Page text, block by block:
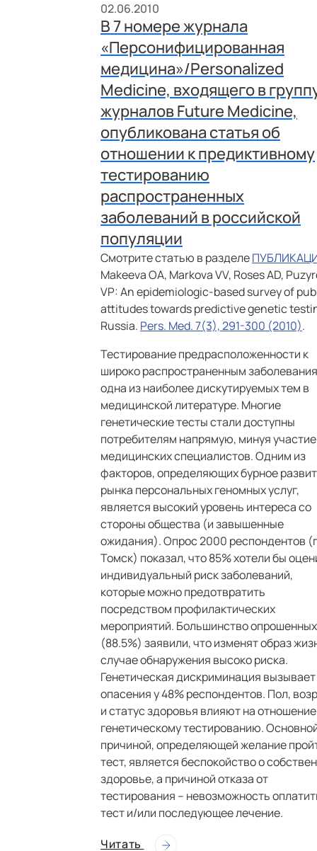
02.06.2010
В 7 номере журнала
«Персонифицированная
медицина»/Personalized
Medicine, входящего в
журналов Future Medicine,
опубликована статья об
отношении к предиктивному
тестированию
распространенных
заболеваний в российской
популяции
Смотрите статью в разделе
Makeeva OA, Markova VV, Roses AD,
VP: An epidemiologic-based survey of
attitudes towards predictive genetic
Russia. Pers. Med. 7(3), 291-300 (2010).
Тестирование предрасположенности к
широко распространенным
одна из наиболее дискутируемых тем в
медицинской литературе. Многие
генетические тесты стали доступны
потребителям напрямую, минуя участие
медицинских специалистов. Одним из
факторов, определяющих бурное
рынка персональных геномных услуг,
является высокий уровень интереса со
стороны общества (и завышенные
ожидания). Опрос 2000 респондентов
Томск) показал, что 85% хотели бы
индивидуальный риск заболеваний,
которые можно предотвратить
посредством профилактических
мероприятий. Большинство опрошенных
(88.5%) заявили, что изменят образ
случае обнаружения высоко риска.
Генетическая дискриминация вызывает
опасения у 48% респондентов. Пол,
и статус здоровья влияют на
генетическому тестированию.
причиной, определяющей желание
тест, является беспокойство о
здоровье, а причиной отказа от
тестирования – невозможность
тест и/или последующее лечение.
Читать